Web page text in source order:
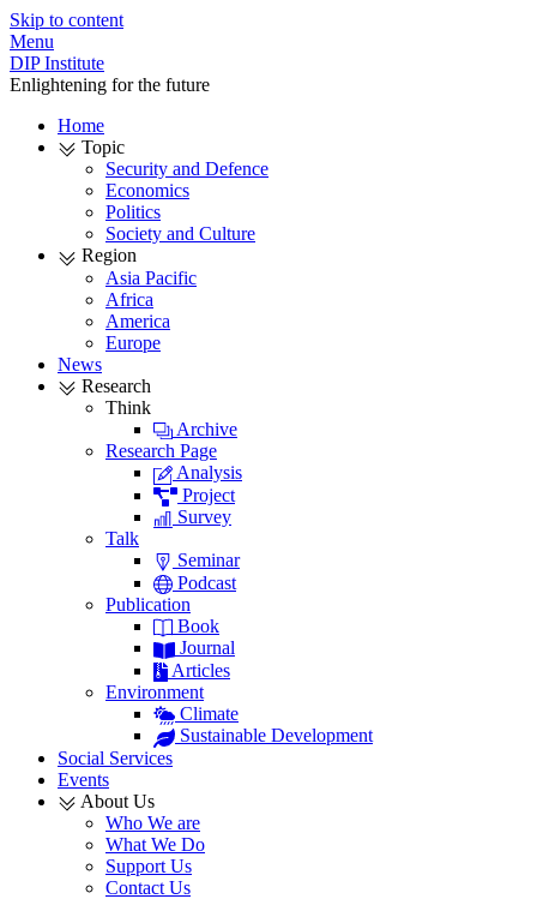
Skip to content
Menu
DIP Institute
Enlightening for the future
Home
Topic
Security and Defence
Economics
Politics
Society and Culture
Region
Asia Pacific
Africa
America
Europe
News
Research
Think
Archive
Research Page
Analysis
Project
Survey
Talk
Seminar
Podcast
Publication
Book
Journal
Articles
Environment
Climate
Sustainable Development
Social Services
Events
About Us
Who We are
What We Do
Support Us
Contact Us